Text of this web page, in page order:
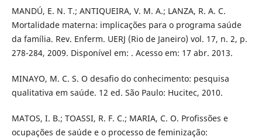
MANDÚ, E. N. T.; ANTIQUEIRA, V. M. A.; LANZA, R. A. C.
Mortalidade materna: implicações para o programa saúde
da família. Rev. Enferm. UERJ (Rio de Janeiro) vol. 17, n. 2, p.
278-284, 2009. Disponível em: . Acesso em: 17 abr. 2013.
MINAYO, M. C. S. O desafio do conhecimento: pesquisa
qualitativa em saúde. 12 ed. São Paulo: Hucitec, 2010.
MATOS, I. B.; TOASSI, R. F. C.; MARIA, C. O. Profissões e
ocupações de saúde e o processo de feminização: